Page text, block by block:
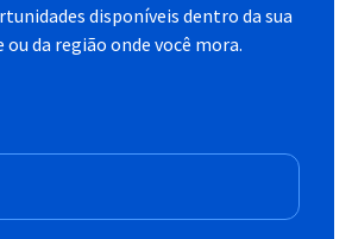
disponíveis dentro da sua
ou da região onde você mora.